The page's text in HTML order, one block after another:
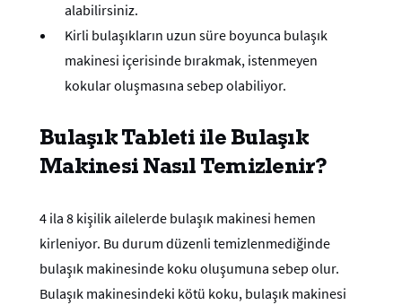
alabilirsiniz.
Kirli bulaşıkların uzun süre boyunca bulaşık
makinesi içerisinde bırakmak, istenmeyen
kokular oluşmasına sebep olabiliyor.
Bulaşık Tableti ile Bulaşık
Makinesi Nasıl Temizlenir?
4 ila 8 kişilik ailelerde bulaşık makinesi hemen
kirleniyor. Bu durum düzenli temizlenmediğinde
bulaşık makinesinde koku oluşumuna sebep olur.
Bulaşık makinesindeki kötü koku, bulaşık makinesi